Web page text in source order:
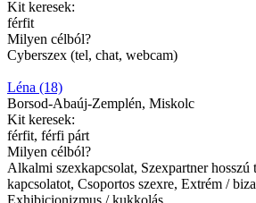
Kit keresek:
férfit
Milyen célból?
Cyberszex (tel, chat, webcam)
Léna (18)
Borsod-Abaúj-Zemplén, Miskolc
Kit keresek:
férfit, férfi párt
Milyen célból?
Alkalmi szexkapcsolat, Szexpartner hosszú
kapcsolatot, Csoportos szexre, Extrém /